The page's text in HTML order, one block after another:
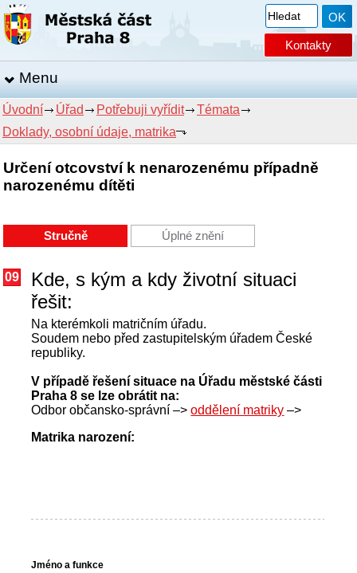
Kontakty
Menu
Úvodní Úřad Potřebuji vyřídit
Témata
Doklady, osobní údaje, matrika
Určení otcovství k nenarozenému případně
narozenému dítěti
Stručně Úplné znění
09
Kde, s kým a kdy životní situaci
řešit:
Na kterémkoli matričním úřadu.
Soudem nebo před zastupitelským úřadem České
republiky.
V případě řešení situace na Úřadu městské části
Praha 8 se lze obrátit na:
Odbor občansko-správní –>oddělení matriky –>
Matrika narození: